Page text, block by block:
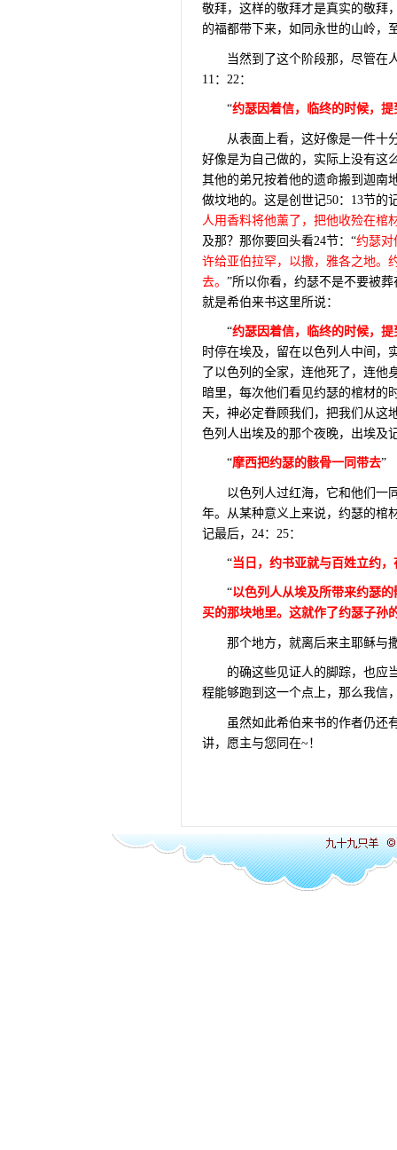
敬拜，这样的敬拜才是真实的敬拜
的福都带下来，如同永世的山岭，
当然到了这个阶段那，尽管在
11 ： 22 ：
“约瑟因着信，临终的时候，
从表面上看，这好像是一件十
好像是为自己做的，实际上没有这
其他的弟兄按着他的遗命搬到迦南
做坟地的。这是创世记50： 13节的
人用香料将他薰了，把他收殓在棺
及那？那你要回头看24节：“约瑟对
许给亚伯拉罕，以撒，雅各之地。
去。 ”所以你看，约瑟不是不要被
就是希伯来书这里所说：
“约瑟因着信，临终的时候，
时停在埃及，留在以色列人中间，
了以色列的全家，连他死了，连
暗里，每次他们看见约瑟的棺材的
天，神必定眷顾我们，把我们从这
色列人出埃及的那个夜晚，出埃及
“摩西把约瑟的骸骨一同带去”
以色列人过红海，它和他们一
年。从某种意义上来说，约瑟的棺
记最后， 24： 25：
“当日，约书亚就与百姓立约
“以色列人从埃及所带来约瑟
买的那块地里。这就作了约瑟子孙
那个地方，就离后来主耶稣与
的确这些见证人的脚踪，也应
程能够跑到这一个点上，那么我信
虽然如此希伯来书的作者仍还
讲，愿主与您同在~！